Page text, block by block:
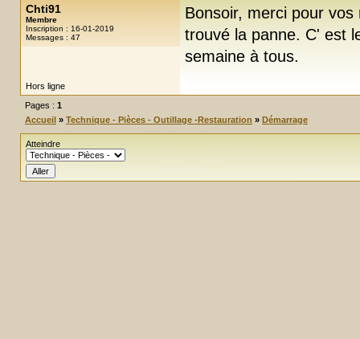
Chti91
Membre
Inscription : 16-01-2019
Messages : 47
Bonsoir, merci pour
trouvé la panne. C' est
semaine à tous.
Hors ligne
Pages : 1
Accueil » Technique - Pièces - Outillage -Restauration » Démarrage
Atteindre